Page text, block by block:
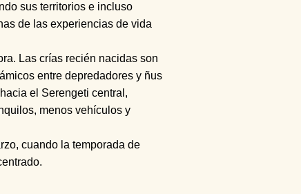
sus territorios e incluso
de las experiencias de vida
Las crías recién nacidas son
entre depredadores y ñus
el Serengeti central,
menos vehículos y
cuando la temporada de